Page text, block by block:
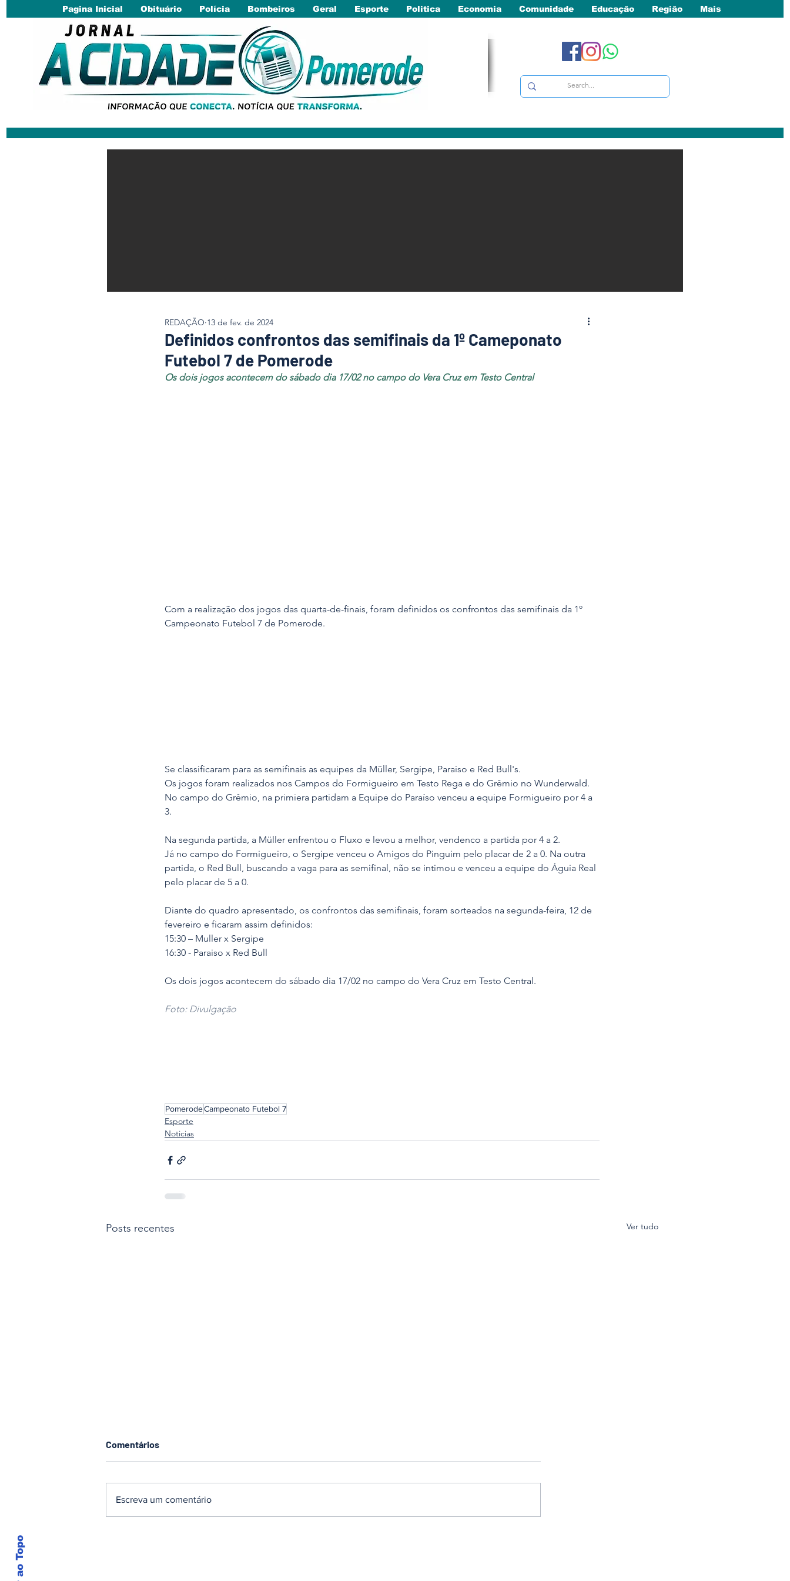
Pagina Inicial Obituário Polícia Bombeiros Geral Esporte Politica Economia Comunidade Educação Região Mais
Definidos confrontos das semifinais da 1º Cameponato
Futebol 7 de Pomerode
REDAÇÃO 13 de fev. de 2024
Os dois jogos acontecem do sábado dia 17/02 no campo do Vera Cruz em Testo Central
Com a realização dos jogos das quarta-de-finais, foram definidos os confrontos das semifinais da 1º
Campeonato Futebol 7 de Pomerode.
Se classificaram para as semifinais as equipes da Müller, Sergipe, Paraiso e Red Bull's.
Os jogos foram realizados nos Campos do Formigueiro em Testo Rega e do Grêmio no Wunderwald.
No campo do Grêmio, na primiera partidam a Equipe do Paraíso venceu a equipe Formigueiro por 4 a
3.
Na segunda partida, a Müller enfrentou o Fluxo e levou a melhor, vendenco a partida por 4 a 2.
Já no campo do Formigueiro, o Sergipe venceu o Amigos do Pinguim pelo placar de 2 a 0. Na outra
partida, o Red Bull, buscando a vaga para as semifinal, não se intimou e venceu a equipe do Águia Real
pelo placar de 5 a 0.
Diante do quadro apresentado, os confrontos das semifinais, foram sorteados na segunda-feira, 12 de
fevereiro e ficaram assim definidos:
15:30 – Muller x Sergipe
16:30 - Paraiso x Red Bull
Os dois jogos acontecem do sábado dia 17/02 no campo do Vera Cruz em Testo Central.
Foto: Divulgação
PomerodeCampeonato Futebol 7
Esporte
Noticias
Posts recentes Ver tudo
Comentários
Escreva um comentário